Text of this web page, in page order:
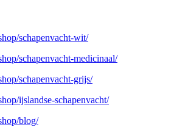
schapenvacht-wit/
schapenvacht-medicinaal/
schapenvacht-grijs/
ijslandse-schapenvacht/
blog/